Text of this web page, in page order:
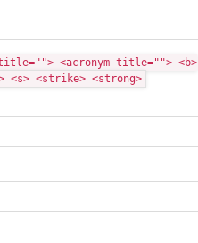
<acronym title=""> <b>
<s> <strike> <strong>